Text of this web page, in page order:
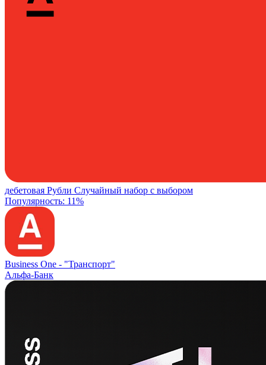
дебетовая Рубли Случайный набор с выбором
Популярность: 11%
Business One - "Транспорт"
Альфа-Банк